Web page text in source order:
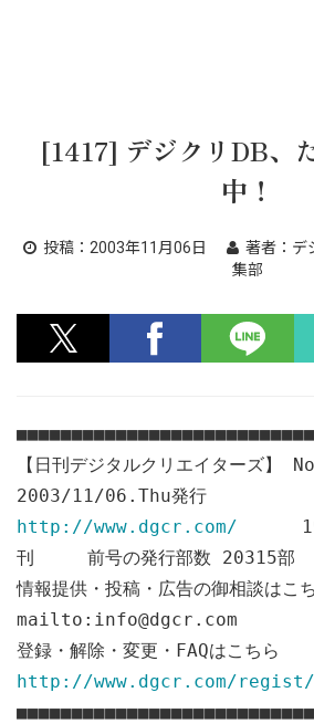
[1417] デジクリDB、
中！
投稿： 2003年11月06日 著者： デ
集部
【日刊デジタルクリエイターズ
2003/11/06.Thu発行
http://www.dgcr.com/
刊 前号の発行部数 20315部
情報提供・投稿・広告の御相談はこ
mailto:info@dgcr.com
登録・解除・変更・FAQはこちら
http://www.dgcr.com/